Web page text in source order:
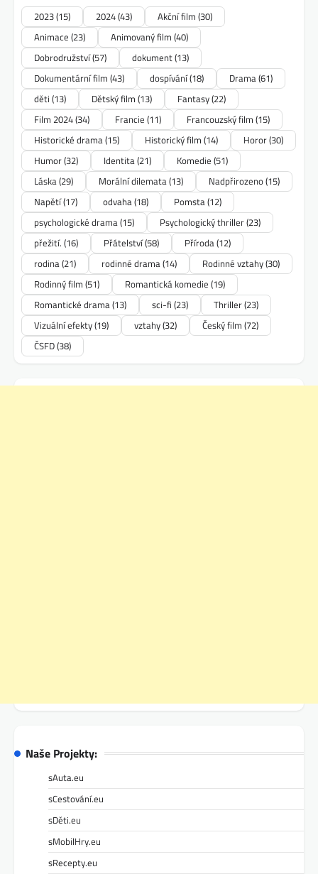
2023(15) 2024(43) Akční film (30)
Animace (23) Animovaný film (40)
Dobrodružství(57) dokument(13)
Dokumentární film (43) dospívání(18) Drama(61)
děti (13) Dětský film (13) Fantasy(22)
Film 2024(34) Francie (11) Francouzský film (15)
Historické drama(15) Historický film (14) Horor(30)
Humor(32) Identita(21) Komedie (51)
Láska(29) Morální dilemata(13) Nadpřirozeno(15)
Napětí(17) odvaha(18) Pomsta(12)
psychologické drama(15) Psychologický thriller(23)
přežití. (16) Přátelství(58) Příroda(12)
rodina(21) rodinné drama(14) Rodinné vztahy(30)
Rodinný film (51) Romantická komedie (19)
Romantické drama(13) sci-fi (23) Thriller(23)
Vizuální efekty(19) vztahy(32) Český film (72)
ČSFD(38)
Naše Projekty:
sAuta.eu
sCestování.eu
sDěti.eu
sMobilHry.eu
sRecepty.eu